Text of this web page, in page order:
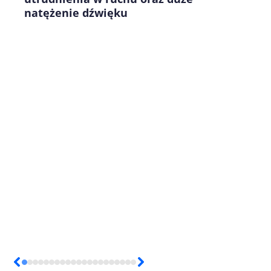
natężenie dźwięku